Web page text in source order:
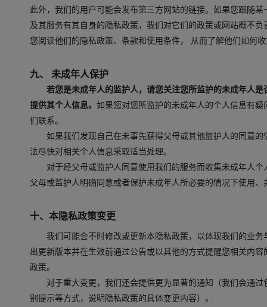
此外，我们的用户可能会发布第三方网站的链接。如果您跟随
及其服务有其自身的隐私政策，我们对它们的政策或网站概不
您阅读他们的隐私政策、条款和使用条件， 从而了解他们如何
九、 未成年人保护
若您是未成年人的监护人，请您关注您所监护的未成年人
提供其个人信息。 如果您对您所监护的未成年人的个人信息有
们联系。
如果我们发现自己在未事先获得父母或其他监护人的同意
法尽快对相关个人信息采取适当处理。
对于经父母或监护人同意使用我们的服务而收集未成年人
父母或监护人明确同意或者保护未成年人所必要的情况下使用
十、本隐私政策变更
我们可能会不时修改或更新本隐私政策，以体现我们的业
出更新版本并在生效前通过公告或以其他的方式提醒您相关内
政策。
对于重大变更，我们还会提供更为显著的通知（我们会通
别提示等方式，说明隐私政策的具体变更内容）。